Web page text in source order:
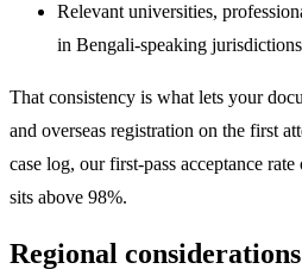
Relevant universities,
in Bengali-speaking jurisdictions
That consistency is what lets your
and overseas registration on the first
case log, our first-pass acceptance
sits above 98%.
Regional